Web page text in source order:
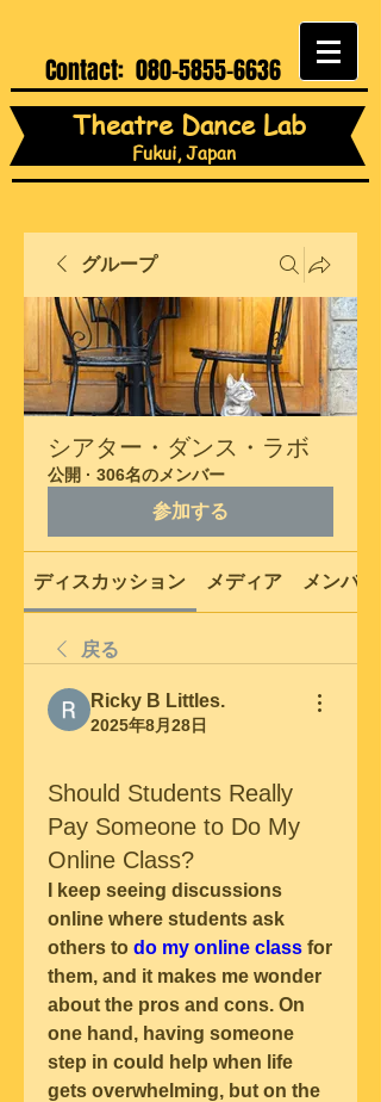
Contact: 080-5855-6636
Theatre Dance Lab
Fukui, Japan
グループ
シアター・ダンス・ラボ
公開 · 306名のメンバー
参加する
ディスカッション メディア メンバー
戻る
Ricky B Littles.
2025年8月28日
Should Students Really
Pay Someone to Do My
Online Class?
I keep seeing discussions
online where students ask
others to do my online class for
them, and it makes me wonder
about the pros and cons. On
one hand, having someone
step in could help when life
gets overwhelming, but on the